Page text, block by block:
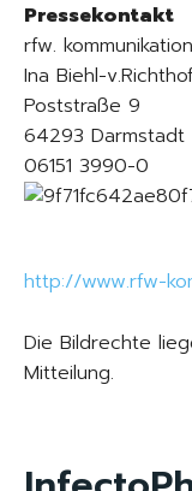
Pressekontakt
rfw. kommunikation
Ina Biehl-
Poststraße 9
64293 Darmstadt
06151 3990-0
http://www.rfw-
Die Bildrechte
Mitteilung.